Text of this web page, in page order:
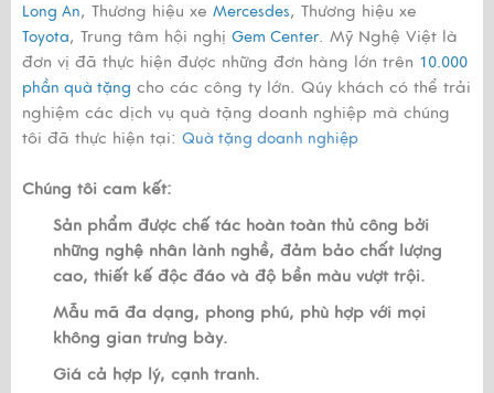
Long An, Thương hiệu xe Mercesdes, Thương hiệu xe
Toyota, Trung tâm hội nghị Gem Center. Mỹ Nghệ Việt là
đơn vị đã thực hiện được những đơn hàng lớn trên 10.000
phần quà tặng cho các công ty lớn. Qúy khách có thể trải
nghiệm các dịch vụ quà tặng doanh nghiệp mà chúng
tôi đã thực hiện tại: Quà tặng doanh nghiệp
Chúng tôi cam kết:
Sản phẩm được chế tác hoàn toàn thủ công bởi
những nghệ nhân lành nghề, đảm bảo chất lượng
cao, thiết kế độc đáo và độ bền màu vượt trội.
Mẫu mã đa dạng, phong phú, phù hợp với mọi
không gian trưng bày.
Giá cả hợp lý, cạnh tranh.